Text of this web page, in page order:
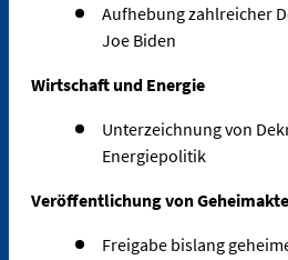
Aufhebung zahlreicher
Joe Biden
Wirtschaft und Energie
Unterzeichnung von
Energiepolitik
Veröffentlichung von
Freigabe bislang